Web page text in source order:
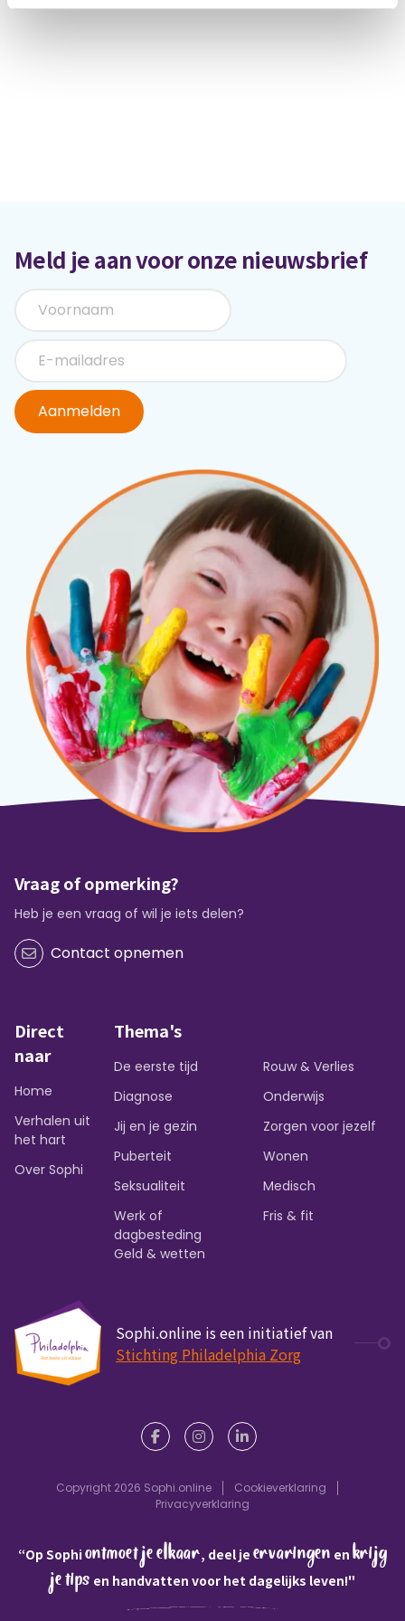
Meld je aan voor onze nieuwsbrief
Aanmelden
Vraag of opmerking?
Heb je een vraag of wil je iets delen?
Contact opnemen
Direct
naar
Home
Verhalen uit
het hart
Over Sophi
Thema's
De eerste tijd
Diagnose
Jij en je gezin
Puberteit
Seksualiteit
Werk of
dagbesteding
Rouw & Verlies
Onderwijs
Zorgen voor jezelf
Wonen
Medisch
Fris & fit
Geld & wetten
Sophi.online is een initiatief van
Stichting Philadelphia Zorg
Copyright 2026 Sophi.online
Cookieverklaring
Privacyverklaring
“Op Sophiontmoet je elkaar, deel je ervaringen en krijg
je tips en handvatten voor het dagelijks leven!"